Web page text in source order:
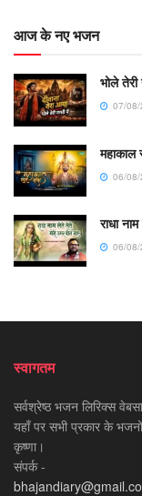
आज के नए भजन
भोले तेरी
07/08/
महाकाल
06/08/
राधा
06/08/
स्वागतम
सर्वश्रेष्ठ भजन लिरिक्स
यहाँ पर सभी प्रकार के
कृष्णा।
संपर्क -